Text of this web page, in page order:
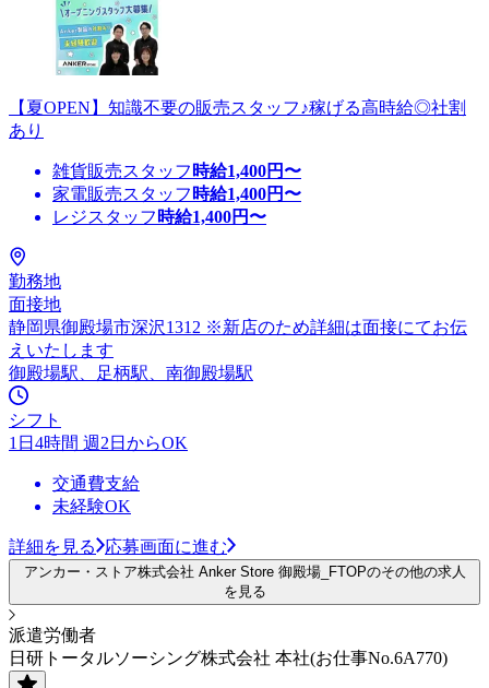
【夏OPEN】知識不要の販売スタッフ♪稼げる高時給◎社割
あり
雑貨販売スタッフ 時給1,400円〜
家電販売スタッフ 時給1,400円〜
レジスタッフ 時給1,400円〜
勤務地
面接地
静岡県御殿場市深沢1312 ※新店のため詳細は面接にてお伝
えいたします
御殿場駅、足柄駅、南御殿場駅
シフト
1日4時間 週2日からOK
交通費支給
未経験OK
詳細を見る 応募画面に進む
アンカー・ストア株式会社 Anker Store 御殿場_FTOPのその他の求人
を見る
派遣労働者
日研トータルソーシング株式会社 本社(お仕事No.6A770)